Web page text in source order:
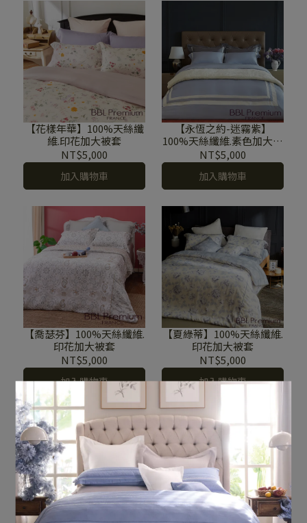
【花樣年華】100%天絲纖
維.印花加大被套
NT$5,000
加入購物車
【永恆之約-迷霧紫】
100%天絲纖維.素色加大被
套
NT$5,000
加入購物車
【喬瑟芬】100%天絲纖維.
印花加大被套
NT$5,000
加入購物車
【夏綠蒂】100%天絲纖維.
印花加大被套
NT$5,000
加入購物車